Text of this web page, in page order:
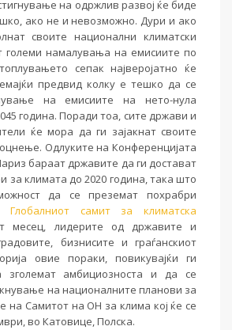
на одржлив развој ќе биде
ако не и невозможно. Дури и ако
своите национални климатски
големи намалувања на емисиите по
сепак најверојатно ќе
предвид колку е тешко да се
на емисиите на нето-нула
година. Поради тоа, сите држави и
ќе мора да ги зајакнат своите
Одлуките на Конференцијата
бараат државите да ги достават
за климата до 2020 година, така што
да се преземат похрабри
Глобалниот самит за климатска
месец, лидерите од државите и
бизнисите и граѓанскиот
овие пораки, повикувајќи ги
зголемат амбициозноста и да се
на националните планови за
на Самитот на ОН за клима кој ќе се
во Катовице, Полска.